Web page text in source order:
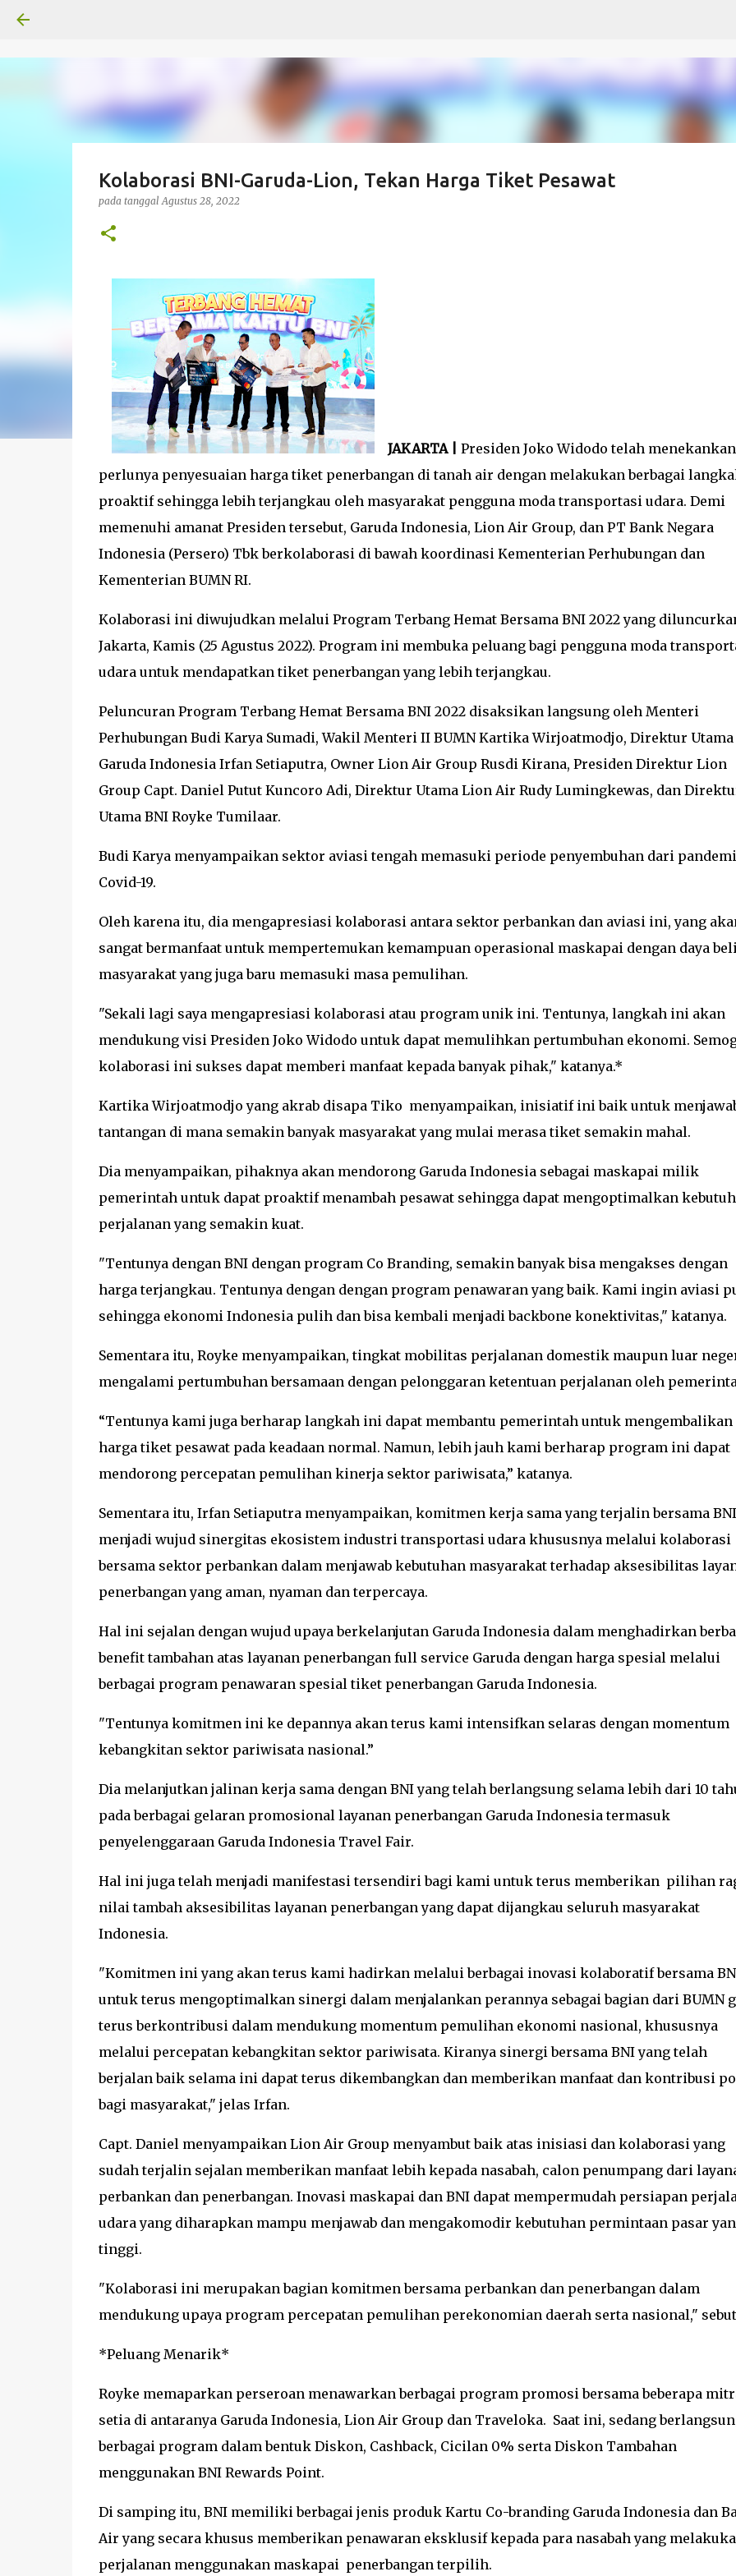
Kolaborasi BNI-Garuda-Lion, Tekan Harga Tiket Pesawat
pada tanggalAgustus 28, 2022
JAKARTA | Presiden Joko Widodo telah menekankan
perlunya penyesuaian harga tiket penerbangan di tanah air dengan melakukan berbagai
proaktif sehingga lebih terjangkau oleh masyarakat pengguna moda transportasi udara. Demi
memenuhi amanat Presiden tersebut, Garuda Indonesia, Lion Air Group, dan PT Bank Negara
Indonesia (Persero) Tbk berkolaborasi di bawah koordinasi Kementerian Perhubungan dan
Kementerian BUMN RI.
Kolaborasi ini diwujudkan melalui Program Terbang Hemat Bersama BNI 2022 yang
Jakarta, Kamis (25 Agustus 2022). Program ini membuka peluang bagi pengguna moda
udara untuk mendapatkan tiket penerbangan yang lebih terjangkau.
Peluncuran Program Terbang Hemat Bersama BNI 2022 disaksikan langsung oleh Menteri
Perhubungan Budi Karya Sumadi, Wakil Menteri II BUMN Kartika Wirjoatmodjo, Direktur Utama
Garuda Indonesia Irfan Setiaputra, Owner Lion Air Group Rusdi Kirana, Presiden Direktur Lion
Group Capt. Daniel Putut Kuncoro Adi, Direktur Utama Lion Air Rudy Lumingkewas, dan
Utama BNI Royke Tumilaar.
Budi Karya menyampaikan sektor aviasi tengah memasuki periode penyembuhan dari pandemi
Covid-19.
Oleh karena itu, dia mengapresiasi kolaborasi antara sektor perbankan dan aviasi ini, yang
sangat bermanfaat untuk mempertemukan kemampuan operasional maskapai dengan daya
masyarakat yang juga baru memasuki masa pemulihan.
"Sekali lagi saya mengapresiasi kolaborasi atau program unik ini. Tentunya, langkah ini akan
mendukung visi Presiden Joko Widodo untuk dapat memulihkan pertumbuhan ekonomi.
kolaborasi ini sukses dapat memberi manfaat kepada banyak pihak," katanya.*
Kartika Wirjoatmodjo yang akrab disapa Tiko menyampaikan, inisiatif ini baik untuk
tantangan di mana semakin banyak masyarakat yang mulai merasa tiket semakin mahal.
Dia menyampaikan, pihaknya akan mendorong Garuda Indonesia sebagai maskapai milik
pemerintah untuk dapat proaktif menambah pesawat sehingga dapat mengoptimalkan
perjalanan yang semakin kuat.
"Tentunya dengan BNI dengan program Co Branding, semakin banyak bisa mengakses dengan
harga terjangkau. Tentunya dengan dengan program penawaran yang baik. Kami ingin aviasi
sehingga ekonomi Indonesia pulih dan bisa kembali menjadi backbone konektivitas," katanya.
Sementara itu, Royke menyampaikan, tingkat mobilitas perjalanan domestik maupun luar
mengalami pertumbuhan bersamaan dengan pelonggaran ketentuan perjalanan oleh
“Tentunya kami juga berharap langkah ini dapat membantu pemerintah untuk mengembalikan
harga tiket pesawat pada keadaan normal. Namun, lebih jauh kami berharap program ini dapat
mendorong percepatan pemulihan kinerja sektor pariwisata,” katanya.
Sementara itu, Irfan Setiaputra menyampaikan, komitmen kerja sama yang terjalin bersama
menjadi wujud sinergitas ekosistem industri transportasi udara khususnya melalui kolaborasi
bersama sektor perbankan dalam menjawab kebutuhan masyarakat terhadap aksesibilitas
penerbangan yang aman, nyaman dan terpercaya.
Hal ini sejalan dengan wujud upaya berkelanjutan Garuda Indonesia dalam menghadirkan
benefit tambahan atas layanan penerbangan full service Garuda dengan harga spesial melalui
berbagai program penawaran spesial tiket penerbangan Garuda Indonesia.
"Tentunya komitmen ini ke depannya akan terus kami intensifkan selaras dengan momentum
kebangkitan sektor pariwisata nasional.”
Dia melanjutkan jalinan kerja sama dengan BNI yang telah berlangsung selama lebih dari 10
pada berbagai gelaran promosional layanan penerbangan Garuda Indonesia termasuk
penyelenggaraan Garuda Indonesia Travel Fair.
Hal ini juga telah menjadi manifestasi tersendiri bagi kami untuk terus memberikan pilihan
nilai tambah aksesibilitas layanan penerbangan yang dapat dijangkau seluruh masyarakat
Indonesia.
"Komitmen ini yang akan terus kami hadirkan melalui berbagai inovasi kolaboratif bersama
untuk terus mengoptimalkan sinergi dalam menjalankan perannya sebagai bagian dari BUMN
terus berkontribusi dalam mendukung momentum pemulihan ekonomi nasional, khususnya
melalui percepatan kebangkitan sektor pariwisata. Kiranya sinergi bersama BNI yang telah
berjalan baik selama ini dapat terus dikembangkan dan memberikan manfaat dan kontribusi
bagi masyarakat," jelas Irfan.
Capt. Daniel menyampaikan Lion Air Group menyambut baik atas inisiasi dan kolaborasi yang
sudah terjalin sejalan memberikan manfaat lebih kepada nasabah, calon penumpang dari
perbankan dan penerbangan. Inovasi maskapai dan BNI dapat mempermudah persiapan
udara yang diharapkan mampu menjawab dan mengakomodir kebutuhan permintaan pasar
tinggi.
"Kolaborasi ini merupakan bagian komitmen bersama perbankan dan penerbangan dalam
mendukung upaya program percepatan pemulihan perekonomian daerah serta nasional,"
*Peluang Menarik*
Royke memaparkan perseroan menawarkan berbagai program promosi bersama beberapa
setia di antaranya Garuda Indonesia, Lion Air Group dan Traveloka. Saat ini, sedang
berbagai program dalam bentuk Diskon, Cashback, Cicilan 0% serta Diskon Tambahan
menggunakan BNI Rewards Point.
Di samping itu, BNI memiliki berbagai jenis produk Kartu Co-branding Garuda Indonesia dan
Air yang secara khusus memberikan penawaran eksklusif kepada para nasabah yang
perjalanan menggunakan maskapai penerbangan terpilih.